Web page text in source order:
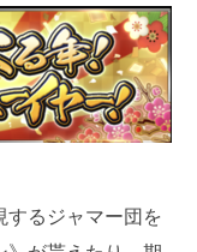
するジャマー団を